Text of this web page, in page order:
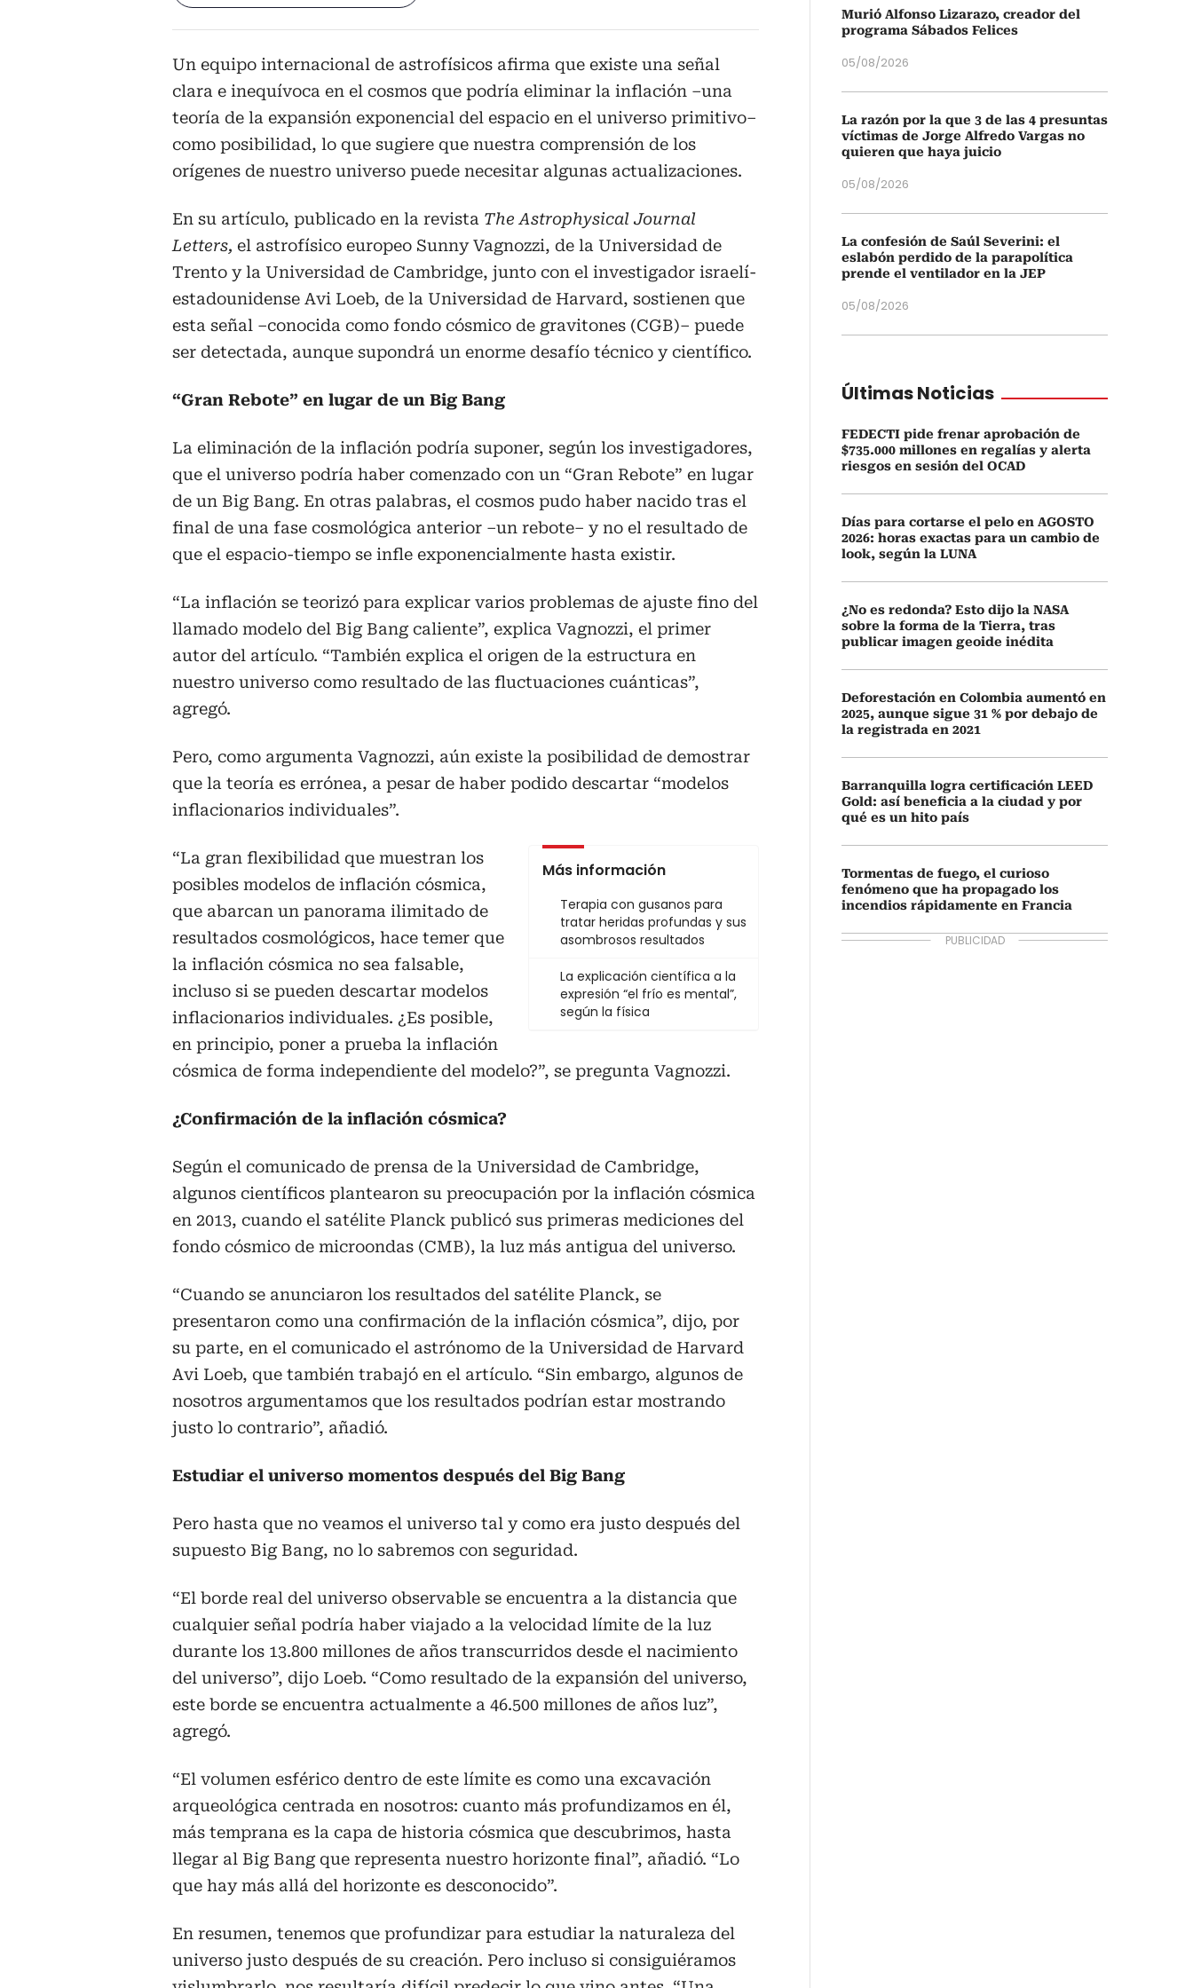
Un equipo internacional de astrofísicos afirma que existe una señal
clara e inequívoca en el cosmos que podría eliminar la inflación –una
teoría de la expansión exponencial del espacio en el universo primitivo–
como posibilidad, lo que sugiere que nuestra comprensión de los
orígenes de nuestro universo puede necesitar algunas actualizaciones.
En su artículo, publicado en la revista The Astrophysical Journal
Letters, el astrofísico europeo Sunny Vagnozzi, de la Universidad de
Trento y la Universidad de Cambridge, junto con el investigador israelí-
estadounidense Avi Loeb, de la Universidad de Harvard, sostienen que
esta señal –conocida como fondo cósmico de gravitones (CGB)– puede
ser detectada, aunque supondrá un enorme desafío técnico y científico.
“Gran Rebote” en lugar de un Big Bang
La eliminación de la inflación podría suponer, según los investigadores,
que el universo podría haber comenzado con un “Gran Rebote” en lugar
de un Big Bang. En otras palabras, el cosmos pudo haber nacido tras el
final de una fase cosmológica anterior –un rebote– y no el resultado de
que el espacio-tiempo se infle exponencialmente hasta existir.
“La inflación se teorizó para explicar varios problemas de ajuste fino del
llamado modelo del Big Bang caliente”, explica Vagnozzi, el primer
autor del artículo. “También explica el origen de la estructura en
nuestro universo como resultado de las fluctuaciones cuánticas”,
agregó.
Pero, como argumenta Vagnozzi, aún existe la posibilidad de demostrar
que la teoría es errónea, a pesar de haber podido descartar “modelos
inflacionarios individuales”.
Más información
Terapia con gusanos para
tratar heridas profundas y sus
asombrosos resultados
La explicación científica a la
expresión “el frío es mental”,
según la física
“La gran flexibilidad que muestran los
posibles modelos de inflación cósmica,
que abarcan un panorama ilimitado de
resultados cosmológicos, hace temer que
la inflación cósmica no sea falsable,
incluso si se pueden descartar modelos
inflacionarios individuales. ¿Es posible,
en principio, poner a prueba la inflación
cósmica de forma independiente del modelo?”, se pregunta Vagnozzi.
¿Confirmación de la inflación cósmica?
Según el comunicado de prensa de la Universidad de Cambridge,
algunos científicos plantearon su preocupación por la inflación cósmica
en 2013, cuando el satélite Planck publicó sus primeras mediciones del
fondo cósmico de microondas (CMB), la luz más antigua del universo.
“Cuando se anunciaron los resultados del satélite Planck, se
presentaron como una confirmación de la inflación cósmica”, dijo, por
su parte, en el comunicado el astrónomo de la Universidad de Harvard
Avi Loeb, que también trabajó en el artículo. “Sin embargo, algunos de
nosotros argumentamos que los resultados podrían estar mostrando
justo lo contrario”, añadió.
Estudiar el universo momentos después del Big Bang
Pero hasta que no veamos el universo tal y como era justo después del
supuesto Big Bang, no lo sabremos con seguridad.
“El borde real del universo observable se encuentra a la distancia que
cualquier señal podría haber viajado a la velocidad límite de la luz
durante los 13.800 millones de años transcurridos desde el nacimiento
del universo”, dijo Loeb. “Como resultado de la expansión del universo,
este borde se encuentra actualmente a 46.500 millones de años luz”,
agregó.
“El volumen esférico dentro de este límite es como una excavación
arqueológica centrada en nosotros: cuanto más profundizamos en él,
más temprana es la capa de historia cósmica que descubrimos, hasta
llegar al Big Bang que representa nuestro horizonte final”, añadió. “Lo
que hay más allá del horizonte es desconocido”.
En resumen, tenemos que profundizar para estudiar la naturaleza del
universo justo después de su creación. Pero incluso si consiguiéramos
Murió Alfonso Lizarazo, creador del
programa Sábados Felices
05/08/2026
La razón por la que 3 de las 4 presuntas
víctimas de Jorge Alfredo Vargas no
quieren que haya juicio
05/08/2026
La confesión de Saúl Severini: el
eslabón perdido de la parapolítica
prende el ventilador en la JEP
05/08/2026
Últimas Noticias
FEDECTI pide frenar aprobación de
$735.000 millones en regalías y alerta
riesgos en sesión del OCAD
Días para cortarse el pelo en AGOSTO
2026: horas exactas para un cambio de
look, según la LUNA
¿No es redonda? Esto dijo la NASA
sobre la forma de la Tierra, tras
publicar imagen geoide inédita
Deforestación en Colombia aumentó en
2025, aunque sigue 31 % por debajo de
la registrada en 2021
Barranquilla logra certificación LEED
Gold: así beneficia a la ciudad y por
qué es un hito país
Tormentas de fuego, el curioso
fenómeno que ha propagado los
incendios rápidamente en Francia